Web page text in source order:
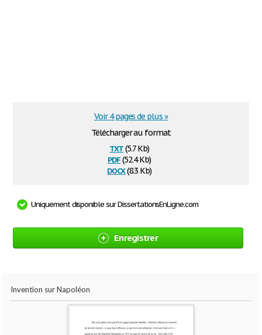
Télécharger au format
txt(5.7 Kb)
pdf(52.4 Kb)
docx(8.3 Kb)
Voir 4 pages de plus »
Uniquement disponible sur DissertationsEnLigne.com
Enregistrer
Invention sur Napoléon